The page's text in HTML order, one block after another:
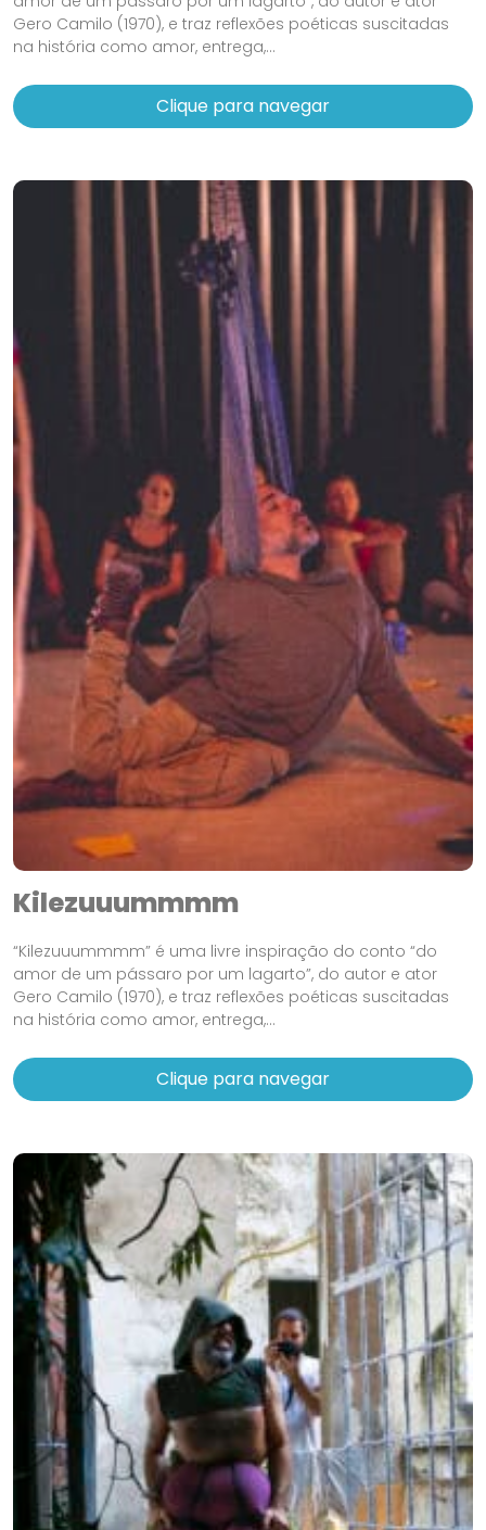
Gero Camilo (1970), e traz reflexões poéticas suscitadas
na história como amor, entrega,...
Clique para navegar
Kilezuuummmm
“Kilezuuummmm” é uma livre inspiração do conto “do
amor de um pássaro por um lagarto”, do autor e ator
Gero Camilo (1970), e traz reflexões poéticas suscitadas
na história como amor, entrega,...
Clique para navegar